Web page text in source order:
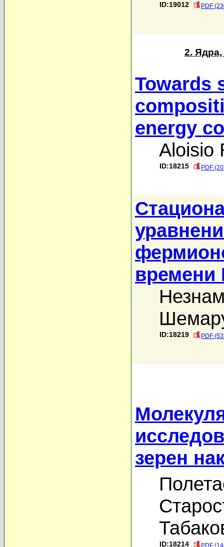
ID:19012 PDF
2. Ядра,
Towards
energy
Aloisio
ID:18215 PDF
времени
ID:18219 PDF
зерен
ID:18214 PDF